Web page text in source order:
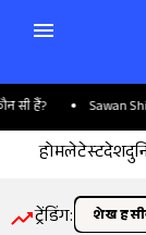
हैं? Sawan
होमलेटेस्टदेश
ट्रेंडिंग: शेख